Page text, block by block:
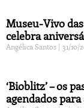
Museu-Vivo
celebra
Angélica Santos 31/10/
‘Bioblitz’ – os
agendados